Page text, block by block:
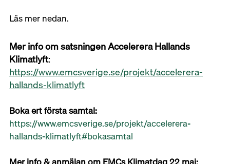
Läs mer nedan.
Mer info om satsningen Accelerera Hallands
Klimatlyft:
https://www.emcsverige.se/projekt/accelerera-
hallands-klimatlyft
Boka ert första samtal:
https://www.emcsverige.se/projekt/accelerera-
hallands-klimatlyft#bokasamtal